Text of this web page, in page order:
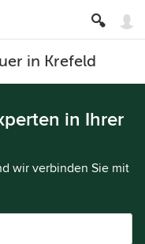
in Krefeld
in Ihrer
wir verbinden Sie mit